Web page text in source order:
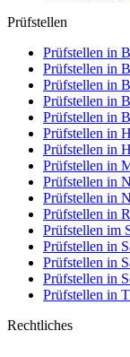
Prüfstellen
Prüfstellen in
Prüfstellen in
Prüfstellen in
Prüfstellen in
Prüfstellen in
Prüfstellen in
Prüfstellen in
Prüfstellen in
Prüfstellen in
Prüfstellen in
Prüfstellen in
Prüfstellen im
Prüfstellen in
Prüfstellen in
Prüfstellen in
Prüfstellen in
Rechtliches